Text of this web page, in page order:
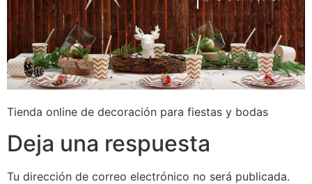
Tienda online de decoración para fiestas y bodas
Deja una respuesta
Tu dirección de correo electrónico no será publicada.